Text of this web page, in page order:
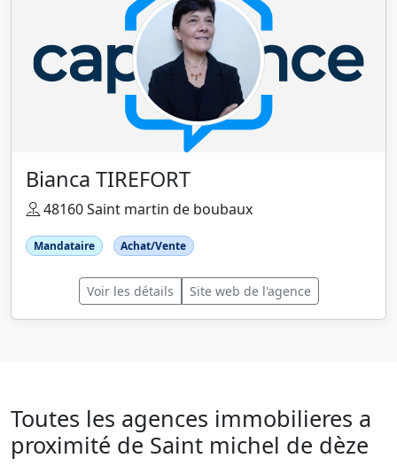
Bianca TIREFORT
48160 Saint martin de boubaux
Mandataire Achat/Vente
Voir les détails Site web de l'agence
Toutes les agences immobilieres a
proximité de Saint michel de dèze